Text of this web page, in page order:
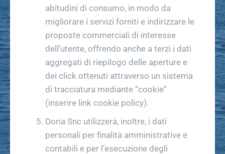
abitudini di consumo, in modo da
migliorare i servizi forniti e indirizzare le
proposte commerciali di interesse
dell’utente, offrendo anche a terzi i dati
aggregati di riepilogo delle aperture e
dei click ottenuti attraverso un sistema
di tracciatura mediante “cookie”
(inserire link cookie policy).
Doria Snc utilizzerà, inoltre, i dati
personali per finalità amministrative e
contabili e per l’esecuzione degli